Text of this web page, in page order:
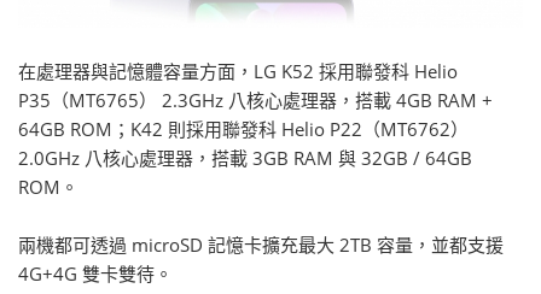
在處理器與記憶體容量方面，LG K52 採用聯發科 Helio
P35（MT6765） 2.3GHz 八核心處理器，搭載 4GB RAM +
64GB ROM；K42 則採用聯發科 Helio P22（MT6762）
2.0GHz 八核心處理器，搭載 3GB RAM 與 32GB / 64GB
ROM。
兩機都可透過 microSD 記憶卡擴充最大 2TB 容量，並都支援
4G+4G 雙卡雙待。